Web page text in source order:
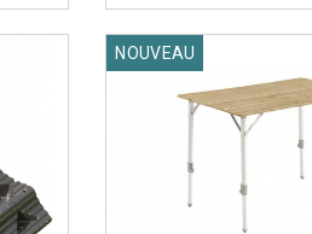
NOUVEAU